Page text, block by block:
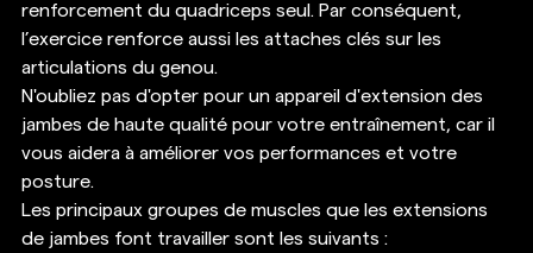
renforcement du quadriceps seul. Par conséquent,
l’exercice renforce aussi les attaches clés sur les
articulations du genou.
N'oubliez pas d'opter pour un appareil d'extension des
jambes de haute qualité pour votre entraînement, car il
vous aidera à améliorer vos performances et votre
posture.
Les principaux groupes de muscles que les extensions
de jambes font travailler sont les suivants :